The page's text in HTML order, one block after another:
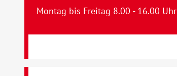
Montag bis Freitag 8.00 - 16.00 Uhr